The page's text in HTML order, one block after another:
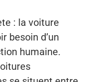
: la voiture
besoin d’un
humaine.